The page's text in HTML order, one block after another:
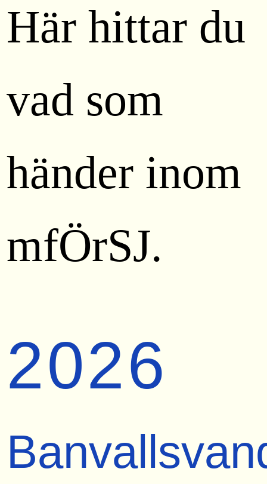
Här hittar du
vad som
händer inom
mfÖrSJ.
2026